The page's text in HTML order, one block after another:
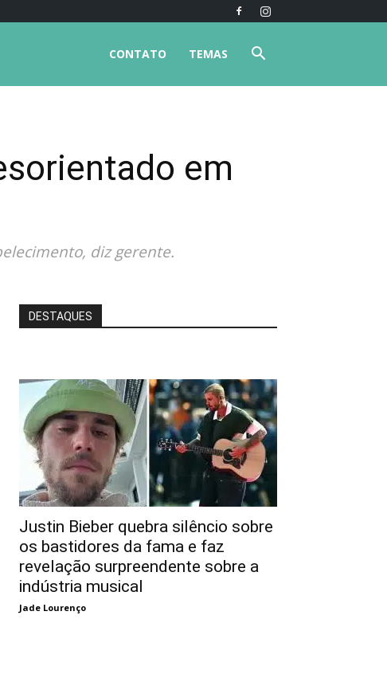
TEMAS
CONTATO
em
diz gerente.
DESTAQUES
Justin Bieber quebra silêncio sobre
os bastidores da fama e faz
revelação surpreendente sobre a
indústria musical
Jade Lourenço